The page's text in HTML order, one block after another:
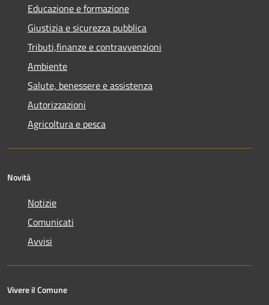
Educazione e formazione
Giustizia e sicurezza pubblica
Tributi,finanze e contravvenzioni
Ambiente
Salute, benessere e assistenza
Autorizzazioni
Agricoltura e pesca
Novità
Notizie
Comunicati
Avvisi
Vivere il Comune